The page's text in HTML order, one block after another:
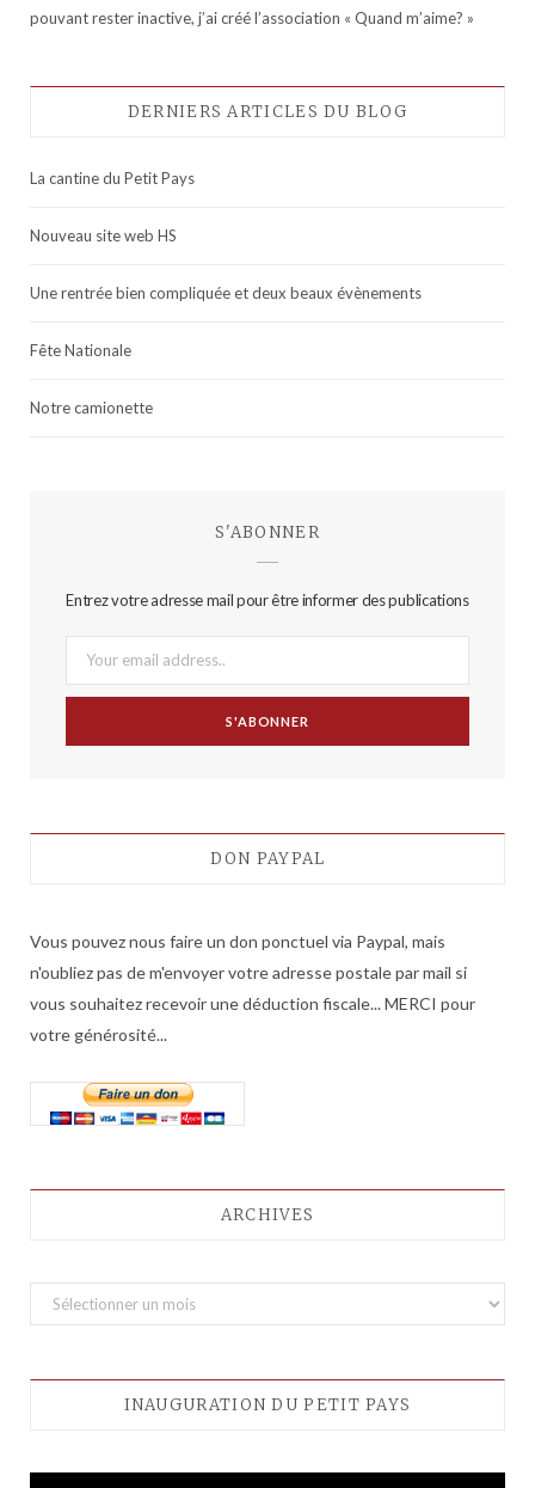
pouvant rester inactive, j’ai créé l’association « Quand m’aime? »
DERNIERS ARTICLES DU BLOG
La cantine du Petit Pays
Nouveau site web HS
Une rentrée bien compliquée et deux beaux évènements
Fête Nationale
Notre camionette
S'ABONNER
Entrez votre adresse mail pour être informer des publications
DON PAYPAL
Vous pouvez nous faire un don ponctuel via Paypal, mais
n'oubliez pas de m'envoyer votre adresse postale par mail si
vous souhaitez recevoir une déduction fiscale... MERCI pour
votre générosité...
ARCHIVES
r
INAUGURATION DU PETIT PAYS